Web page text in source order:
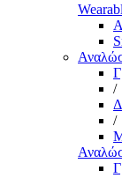
/
/